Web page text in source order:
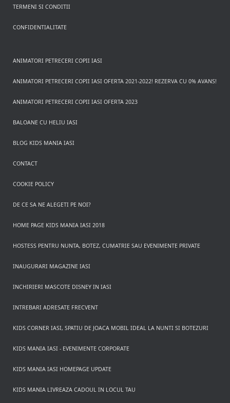
TERMENI SI CONDITII
CONFIDENTIALITATE
ANIMATORI PETRECERI COPII IASI
ANIMATORI PETRECERI COPII IASI OFERTA 2021-2022! REZERVA CU 0% AVANS!
ANIMATORI PETRECERI COPII IASI OFERTA 2023
BALOANE CU HELIU IASI
BLOG KIDS MANIA IASI
CONTACT
COOKIE POLICY
DE CE SA NE ALEGETI PE NOI?
HOME PAGE KIDS MANIA IASI 2018
HOSTESS PENTRU NUNTA, BOTEZ, CUMATRIE SAU EVENIMENTE PRIVATE
INAUGURARI MAGAZINE IASI
INCHIRIERI MASCOTE DISNEY IN IASI
INTREBARI ADRESATE FRECVENT
KIDS CORNER IASI, SPATIU DE JOACA MOBIL IDEAL LA NUNTI SI BOTEZURI
KIDS MANIA IASI - EVENIMENTE CORPORATE
KIDS MANIA IASI HOMEPAGE UPDATE
KIDS MANIA LIVREAZA CADOUL IN LOCUL TAU